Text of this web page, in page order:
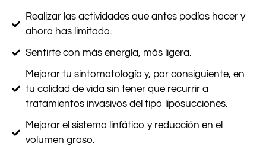
Realizar las actividades que antes podías hacer y
ahora has limitado.
Sentirte con más energía, más ligera.
Mejorar tu sintomatología y, por consiguiente, en
tu calidad de vida sin tener que recurrir a
tratamientos invasivos del tipo liposucciones.
Mejorar el sistema linfático y reducción en el
volumen graso.